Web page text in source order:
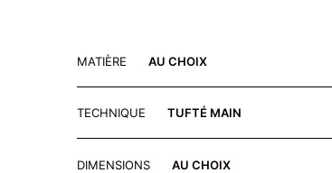
MATIÈRE AU CHOIX
TECHNIQUE TUFTÉ MAIN
DIMENSIONS AU CHOIX